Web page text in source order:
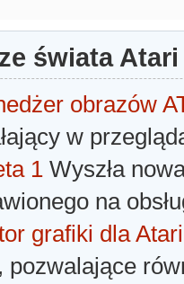
świata Atari
obrazów
w
1 Wyszła
na
grafiki dla Atari
pozwalające